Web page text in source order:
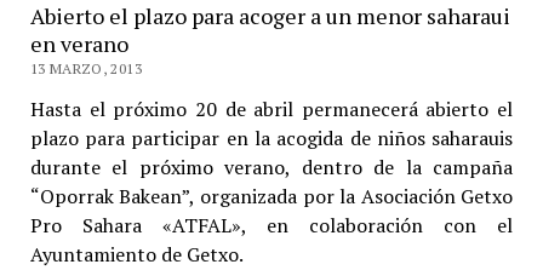
Abierto el plazo para acoger a un menor saharaui
en verano
13 MARZO, 2013
Hasta el próximo 20 de abril permanecerá abierto el
plazo para participar en la acogida de niños saharauis
durante el próximo verano, dentro de la campaña
“Oporrak Bakean”, organizada por la Asociación Getxo
Pro Sahara «ATFAL», en colaboración con el
Ayuntamiento de Getxo.